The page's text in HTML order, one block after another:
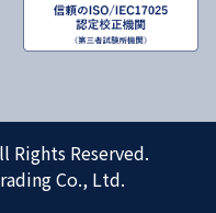
Rights Reserved.
Co., Ltd.